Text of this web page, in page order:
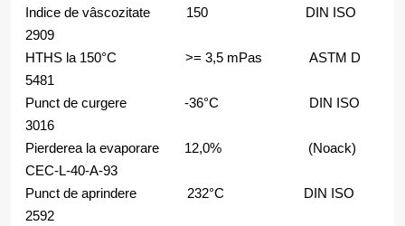
Indice de vâscozitate 150 DIN ISO
2909
HTHS la 150°C >= 3,5 mPas ASTM D
5481
Punct de curgere -36°C DIN ISO
3016
Pierderea la evaporare 12,0% (Noack)
CEC-L-40-A-93
Punct de aprindere 232°C DIN ISO
2592